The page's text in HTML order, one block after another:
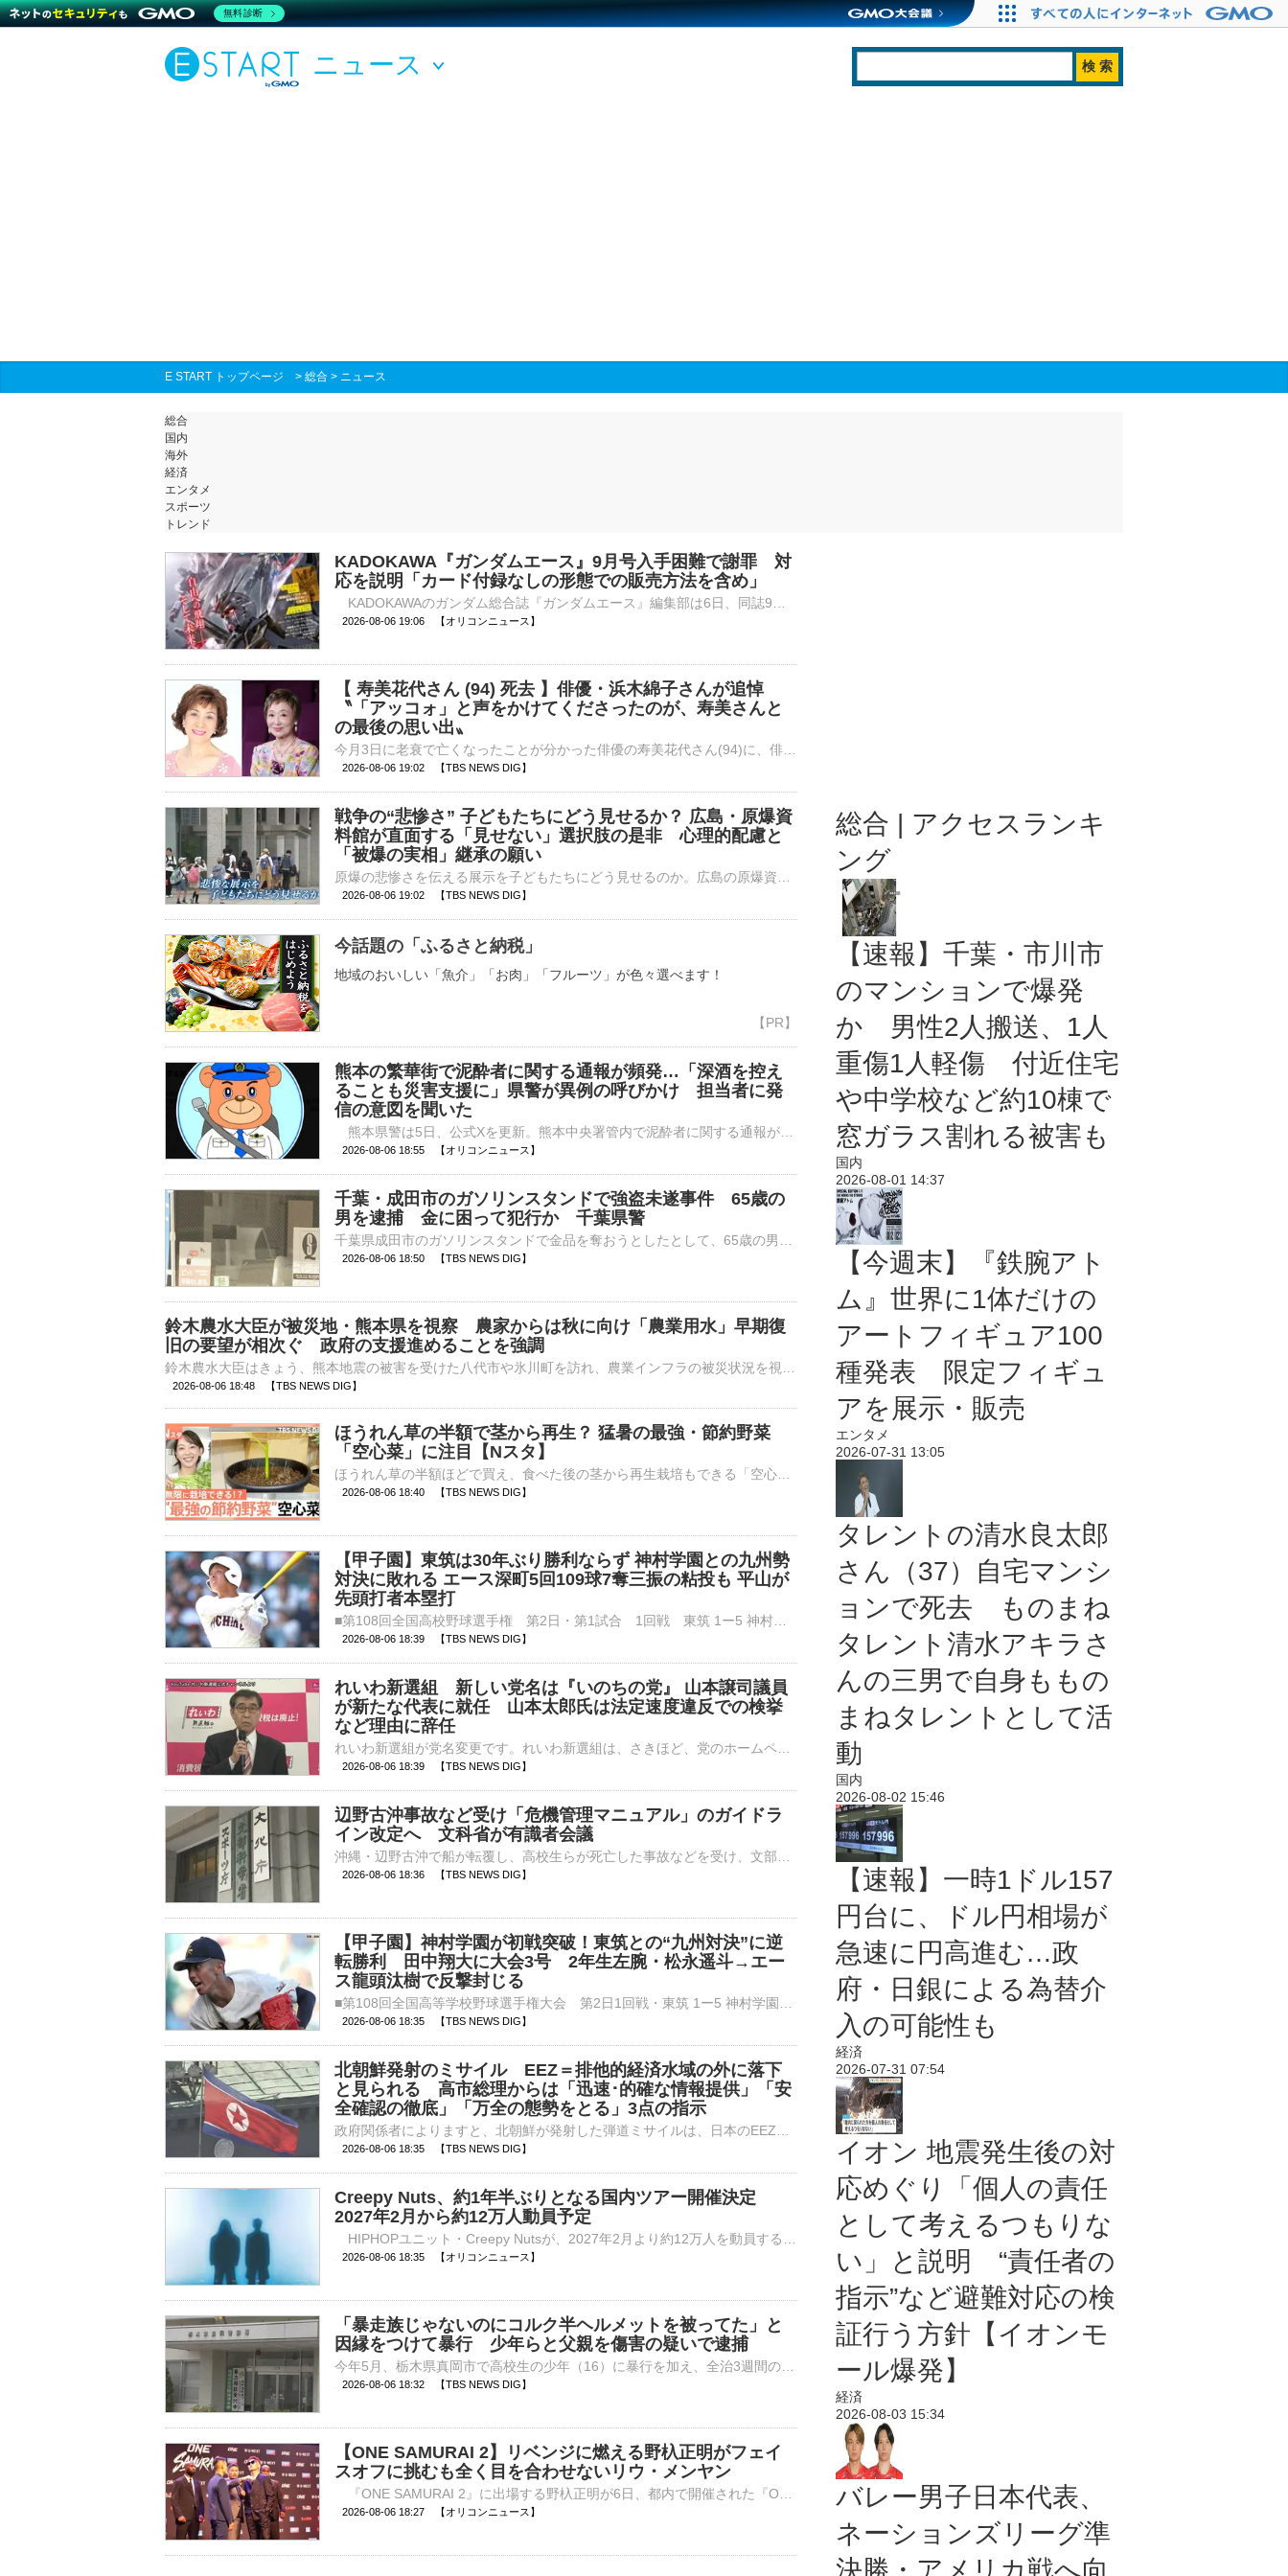
ニュース
E START トップページ > 総合 > ニュース
総合
国内
海外
経済
エンタメ
スポーツ
トレンド
KADOKAWA『ガンダムエース』9月号入手困難で謝罪 対
応を説明「カード付録なしの形態での販売方法を含め」
2026-08-06 19:06 【オリコンニュース】
【 寿美花代さん (94) 死去 】俳優・浜木綿子さんが追悼
〝「アッコォ」と声をかけてくださったのが、寿美さんと
の最後の思い出〟
2026-08-06 19:02 【TBS NEWS DIG】
戦争の“悲惨さ” 子どもたちにどう見せるか？ 広島・原爆資
料館が直面する「見せない」選択肢の是非 心理的配慮と
「被爆の実相」継承の願い
2026-08-06 19:02 【TBS NEWS DIG】
今話題の「ふるさと納税」
地域のおいしい「魚介」「お肉」「フルーツ」が色々選べます！
熊本の繁華街で泥酔者に関する通報が頻発…「深酒を控え
ることも災害支援に」県警が異例の呼びかけ 担当者に発
信の意図を聞いた
2026-08-06 18:55 【オリコンニュース】
千葉・成田市のガソリンスタンドで強盗未遂事件 65歳の
男を逮捕 金に困って犯行か 千葉県警
2026-08-06 18:50 【TBS NEWS DIG】
鈴木農水大臣が被災地・熊本県を視察 農家からは秋に向け「農業用水」早期復
旧の要望が相次ぐ 政府の支援進めることを強調
2026-08-06 18:48 【TBS NEWS DIG】
ほうれん草の半額で茎から再生？ 猛暑の最強・節約野菜
「空心菜」に注目【Nスタ】
2026-08-06 18:40 【TBS NEWS DIG】
【甲子園】東筑は30年ぶり勝利ならず 神村学園との九州勢
対決に敗れる エース深町5回109球7奪三振の粘投も 平山が
先頭打者本塁打
2026-08-06 18:39 【TBS NEWS DIG】
れいわ新選組 新しい党名は『いのちの党』 山本譲司議員
が新たな代表に就任 山本太郎氏は法定速度違反での検挙
など理由に辞任
2026-08-06 18:39 【TBS NEWS DIG】
辺野古沖事故など受け「危機管理マニュアル」のガイドラ
イン改定へ 文科省が有識者会議
2026-08-06 18:36 【TBS NEWS DIG】
【甲子園】神村学園が初戦突破！東筑との“九州対決”に逆
転勝利 田中翔大に大会3号 2年生左腕・松永遥斗→エー
ス龍頭汰樹で反撃封じる
2026-08-06 18:35 【TBS NEWS DIG】
北朝鮮発射のミサイル EEZ＝排他的経済水域の外に落下
と見られる 高市総理からは「迅速･的確な情報提供」「安
全確認の徹底」「万全の態勢をとる」3点の指示
2026-08-06 18:35 【TBS NEWS DIG】
Creepy Nuts、約1年半ぶりとなる国内ツアー開催決定
2027年2月から約12万人動員予定
2026-08-06 18:35 【オリコンニュース】
「暴走族じゃないのにコルク半ヘルメットを被ってた」と
因縁をつけて暴行 少年らと父親を傷害の疑いで逮捕
2026-08-06 18:32 【TBS NEWS DIG】
【ONE SAMURAI 2】リベンジに燃える野杁正明がフェイ
スオフに挑むも全く目を合わせないリウ・メンヤン
2026-08-06 18:27 【オリコンニュース】
総合 | アクセスランキ
ング
【速報】千葉・市川市
のマンションで爆発
か 男性2人搬送、1人
重傷1人軽傷 付近住宅
や中学校など約10棟で
窓ガラス割れる被害も
国内
2026-08-01 14:37
【今週末】『鉄腕アト
ム』世界に1体だけの
アートフィギュア100
種発表 限定フィギュ
アを展示・販売
エンタメ
2026-07-31 13:05
タレントの清水良太郎
さん（37）自宅マンシ
ョンで死去 ものまね
タレント清水アキラさ
んの三男で自身ももの
まねタレントとして活
動
国内
2026-08-02 15:46
【速報】一時1ドル157
円台に、ドル円相場が
急速に円高進む…政
府・日銀による為替介
入の可能性も
経済
2026-07-31 07:54
イオン 地震発生後の対
応めぐり「個人の責任
として考えるつもりな
い」と説明 “責任者の
指示”など避難対応の検
証行う方針【イオンモ
ール爆発】
経済
2026-08-03 15:34
バレー男子日本代表、
ネーションズリーグ準
決勝・アメリカ戦へ向
無料診断